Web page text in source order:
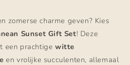
zomerse charme geven? Kies
Sunset Gift Set! Deze
een prachtigewitte
en vrolijke succulenten, allemaal